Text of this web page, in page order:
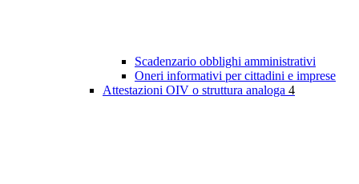
Scadenzario obblighi amministrativi
Oneri informativi per cittadini e imprese
Attestazioni OIV o struttura analoga 4